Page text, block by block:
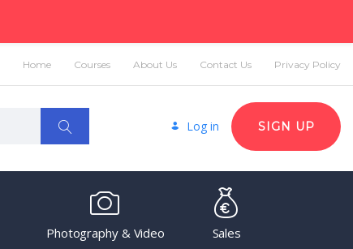
Home Courses About Us Contact Us Privacy Policy
Log in SIGN UP
Photography & Video Sales